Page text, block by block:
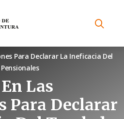
Para Declarar La Ineficacia Del
Las
Para Declarar